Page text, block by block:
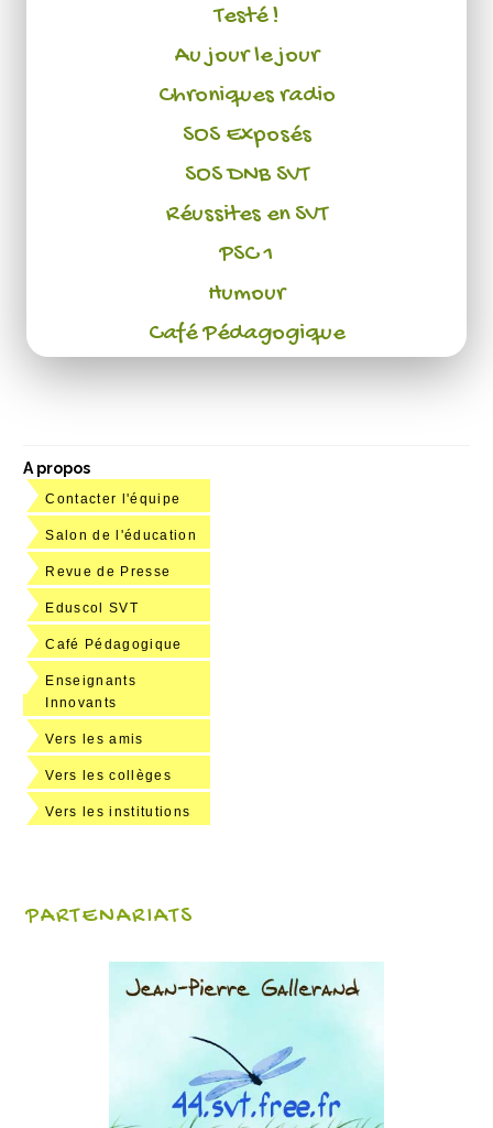
Testé !
Au jour le jour
Chroniques radio
SOS Exposés
SOS DNB SVT
Réussites en SVT
PSC 1
Humour
Café Pédagogique
A propos
Contacter l'équipe
Salon de l'éducation
Revue de Presse
Eduscol SVT
Café Pédagogique
Enseignants
Innovants
Vers les amis
Vers les collèges
Vers les institutions
PARTENARIATS